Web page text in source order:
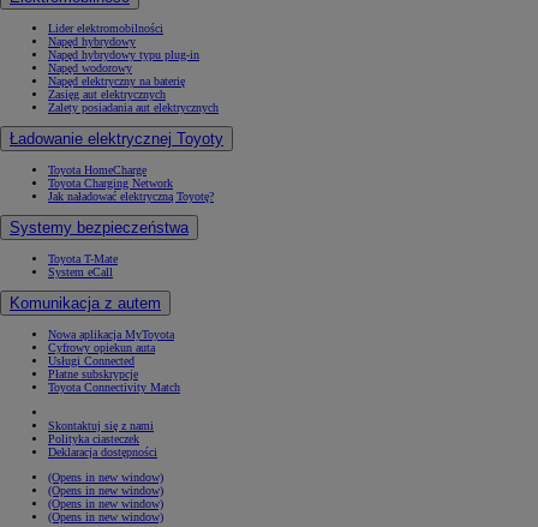
Lider elektromobilności
Napęd hybrydowy
Napęd hybrydowy typu plug-in
Napęd wodorowy
Napęd elektryczny na baterię
Zasięg aut elektrycznych
Zalety posiadania aut elektrycznych
Ładowanie elektrycznej Toyoty
Toyota HomeCharge
Toyota Charging Network
Jak naładować elektryczną Toyotę?
Systemy bezpieczeństwa
Toyota T-Mate
System eCall
Komunikacja z autem
Nowa aplikacja MyToyota
Cyfrowy opiekun auta
Usługi Connected
Płatne subskrypcje
Toyota Connectivity Match
Skontaktuj się z nami
Polityka ciasteczek
Deklaracja dostępności
(Opens in new window)
(Opens in new window)
(Opens in new window)
(Opens in new window)